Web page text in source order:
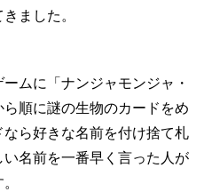
ました。
ムに「ナンジャモンジャ・
順に謎の生物のカードをめ
ら好きな名前を付け捨て札
名前を一番早く言った人が